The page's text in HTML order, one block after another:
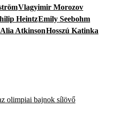
Vlagyimir Morozov
HeintzEmily Seebohm
Alia AtkinsonHosszú Katinka
olimpiai bajnok sílövő